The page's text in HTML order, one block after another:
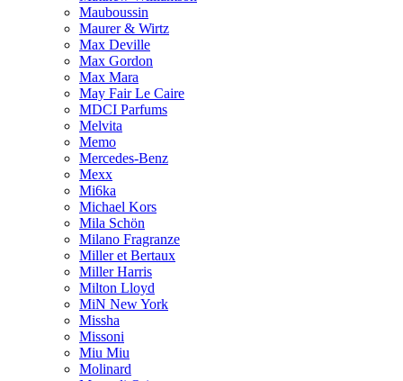
Mauboussin
Maurer & Wirtz
Max Deville
Max Gordon
Max Mara
May Fair Le Caire
MDCI Parfums
Melvita
Memo
Mercedes-Benz
Mexx
Mi6ka
Michael Kors
Mila Schön
Milano Fragranze
Miller et Bertaux
Miller Harris
Milton Lloyd
MiN New York
Missha
Missoni
Miu Miu
Molinard